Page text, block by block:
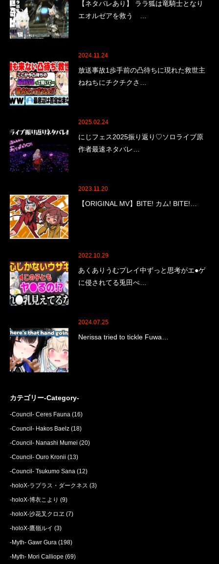
【ネタバレあり】 ララ狐は竜騎士となり
エオルゼアを救う …
2024.11.24
放送事故1歩手前の凸待ちに現れた救世主
ねねちにチクチクさ…
2025.02.24
にじフェス2025振り返り♡ソロライブ原
作者最速ネタバレ…
2023.11.20
【ORIGINAL MV】BITE! カム! BITE!…
2022.10.29
あくありうむプレイ中ずっと思考がエ●ゲ
に侵されてる兎田ぺ…
2024.07.25
Nerissa tried to tickle Fuwa…
カテゴリー-Category-
-Council- Ceres Fauna (16)
-Council- Hakos Baelz (18)
-Council- Nanashi Mumei (20)
-Council- Ouro Kronii (13)
-Council- Tsukumo Sana (12)
-holoX-ラプラス・ダークネス (3)
-holoX-博衣こより (9)
-holoX-沙花叉クロヱ (7)
-holoX-鷹嶺ルイ (3)
-Myth- Gawr Gura (198)
-Myth- Mori Calliope (69)